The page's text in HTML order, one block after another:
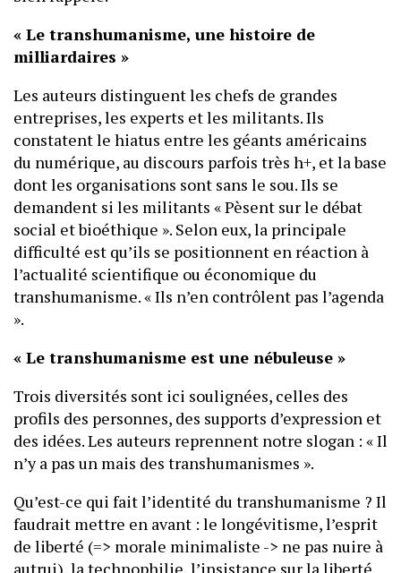
« Le transhumanisme, une histoire de
milliardaires »
Les auteurs distinguent les chefs de grandes
entreprises, les experts et les militants. Ils
constatent le hiatus entre les géants américains
du numérique, au discours parfois très h+, et la base
dont les organisations sont sans le sou. Ils se
demandent si les militants « Pèsent sur le débat
social et bioéthique ». Selon eux, la principale
difficulté est qu’ils se positionnent en réaction à
l’actualité scientifique ou économique du
transhumanisme. « Ils n’en contrôlent pas l’agenda
».
« Le transhumanisme est une nébuleuse »
Trois diversités sont ici soulignées, celles des
profils des personnes, des supports d’expression et
des idées. Les auteurs reprennent notre slogan : « Il
n’y a pas un mais des transhumanismes ».
Qu’est-ce qui fait l’identité du transhumanisme ? Il
faudrait mettre en avant : le longévitisme, l’esprit
de liberté (=> morale minimaliste -> ne pas nuire à
autrui), la technophilie, l’insistance sur la liberté